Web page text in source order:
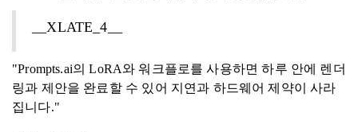
__XLATE_4__
"Prompts.ai의 LoRA와 워크플로를 사용하면 하루 안에 렌더
링과 제안을 완료할 수 있어 지연과 하드웨어 제약이 사라
집니다."